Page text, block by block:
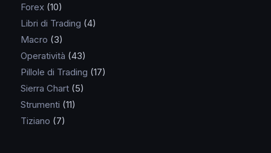
Forex(10)
Libri di Trading (4)
Macro (3)
Operatività (43)
Pillole di Trading (17)
Sierra Chart(5)
Strumenti (11)
Tiziano (7)